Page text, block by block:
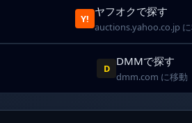
Y!
ヤフオクで探す
auctions.yahoo.co.jp
D
DMMで探す
dmm.com に移動